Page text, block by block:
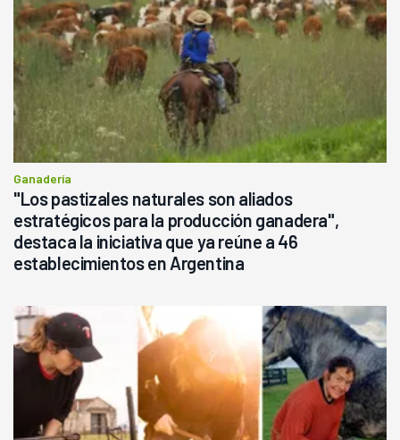
Ganadería
"Los pastizales naturales son aliados
estratégicos para la producción ganadera",
destaca la iniciativa que ya reúne a 46
establecimientos en Argentina